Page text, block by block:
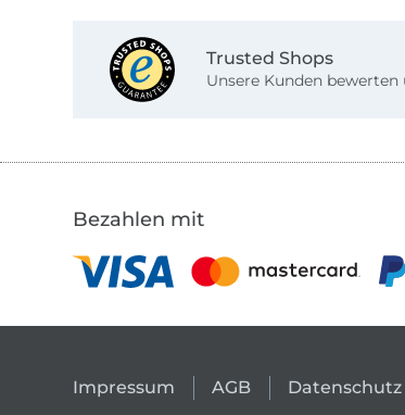
Trusted Shops
Unsere Kunden
Bezahlen mit
Impressum AGB Datenschutz